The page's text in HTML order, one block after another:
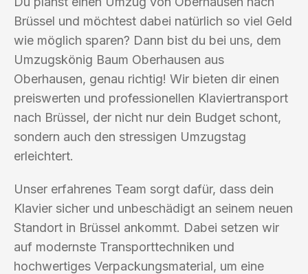
Brüssel und möchtest dabei natürlich so viel Geld
wie möglich sparen? Dann bist du bei uns, dem
Umzugskönig Baum Oberhausen aus
Oberhausen, genau richtig! Wir bieten dir einen
preiswerten und professionellen Klaviertransport
nach Brüssel, der nicht nur dein Budget schont,
sondern auch den stressigen Umzugstag
erleichtert.
Unser erfahrenes Team sorgt dafür, dass dein
Klavier sicher und unbeschädigt an seinem neuen
Standort in Brüssel ankommt. Dabei setzen wir
auf modernste Transporttechniken und
hochwertiges Verpackungsmaterial, um eine